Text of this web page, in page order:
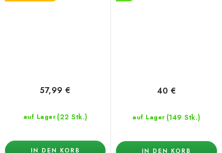
auf Lager (22 Stk.)
57,99 €
IN DEN KORB
auf Lager (149 Stk.)
40 €
IN DEN KORB